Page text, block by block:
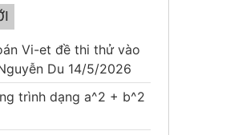
Vi-et đề thi thử vào
Du 14/5/2026
trình dạng a^2 + b^2